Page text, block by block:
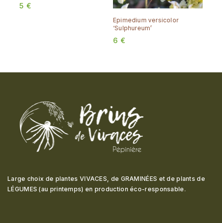
5 €
Epimedium versicolor
‘Sulphureum’
6 €
Large choix de plantes VIVACES, de GRAMINÉES et de plants de
LÉGUMES (au printemps) en production éco-responsable .